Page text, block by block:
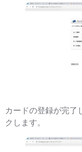
カードの登録が完了
クします。